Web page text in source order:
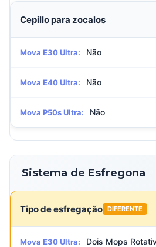
Cepillo para zocalos
Mova E30 Ultra: Não
Mova E40 Ultra: Não
Mova P50s Ultra: Não
Sistema de Esfregona
Tipo de esfregação DIFERENTE
Mova E30 Ultra: Dois Mops